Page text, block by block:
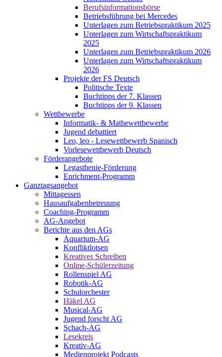
Berufsinformationsbörse
Betriebsführung bei Mercedes
Unterlagen zum Betriebspraktikum 2025
Unterlagen zum Wirtschaftspraktikum
2025
Unterlagen zum Betriebspraktikum 2026
Unterlagen zum Wirtschaftspraktikum
2026
Projekte der FS Deutsch
Politische Texte
Buchtipps der 7. Klassen
Buchtipps der 9. Klassen
Wettbewerbe
Informatik- & Mathewettbewerbe
Jugend debattiert
Leo, leo - Lesewettbewerb Spanisch
Vorlesewettbewerb Deutsch
Förderangebote
Legasthenie-Förderung
Enrichment-Programm
Ganztagsangebot
Mittagessen
Hausaufgabenbetreuung
Coaching-Programm
AG-Angebot
Berichte aus den AGs
Aquarium-AG
Konfliktlotsen
Kreatives Schreiben
Online-Schülerzeitung
Rollenspiel AG
Robotik-AG
Schulorchester
Häkel AG
Musical-AG
Jugend forscht AG
Schach-AG
Lesekreis
Kreativ-AG
Medienprojekt Podcasts